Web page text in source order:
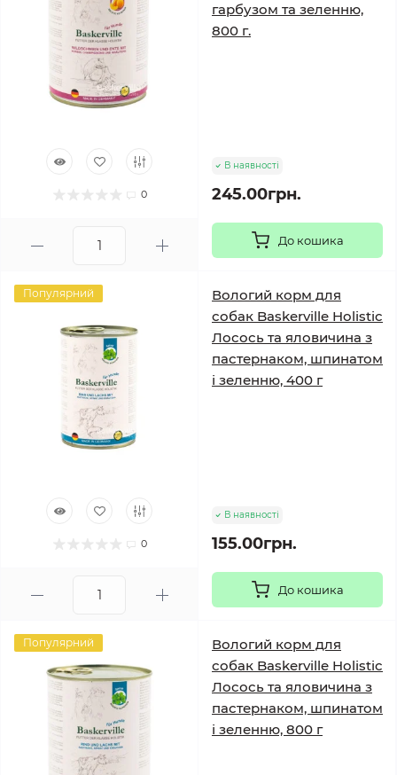
0
гарбузом та зеленню,
800 г.
В наявності
245.00грн.
До кошика
Популярний
0
Вологий корм для
собак Baskerville Holistic
Лосось та яловичина з
пастернаком, шпинатом
і зеленню, 400 г
В наявності
155.00грн.
До кошика
Популярний
Вологий корм для
собак Baskerville Holistic
Лосось та яловичина з
пастернаком, шпинатом
і зеленню, 800 г